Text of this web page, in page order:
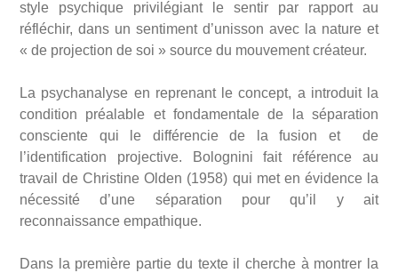
style psychique privilégiant le sentir par rapport au
réfléchir, dans un sentiment d’unisson avec la nature et
« de projection de soi » source du mouvement créateur.
La psychanalyse en reprenant le concept, a introduit la
condition préalable et fondamentale de la séparation
consciente qui le différencie de la fusion et de
l’identification projective. Bolognini fait référence au
travail de Christine Olden (1958) qui met en évidence la
nécessité d’une séparation pour qu’il y ait
reconnaissance empathique.
Dans la première partie du texte il cherche à montrer la